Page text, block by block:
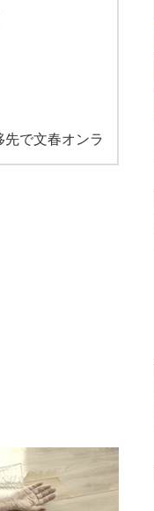
先で文春オンラ